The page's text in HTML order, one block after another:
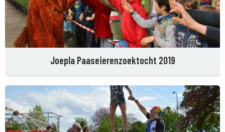
Joepla Paaseierenzoektocht 2019